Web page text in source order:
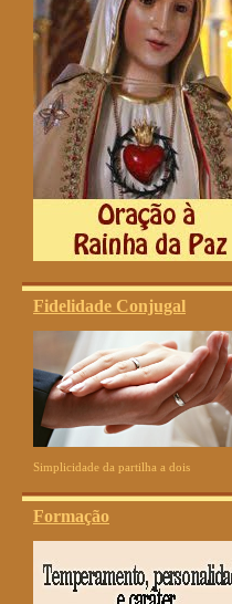
Fidelidade Conjugal
Simplicidade da partilha a dois
Formação